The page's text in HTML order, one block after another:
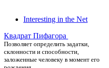
Interesting in the Net
Квадрат Пифагора
Позволяет определить задатки,
склонности и способности,
заложенные человеку в момент его